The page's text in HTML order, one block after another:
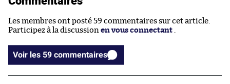
Les membres ont posté 59 commentaires sur cet article.
Participez à la discussion en vous connectant .
Voir les 59 commentaires